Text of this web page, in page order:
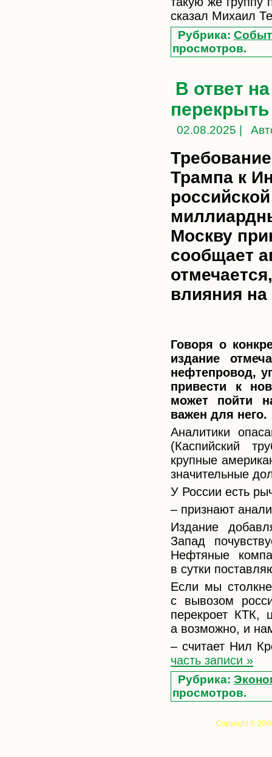
сказал Михаил
Рубрика:
просмотров.
В ответ
02.08.2025 |
Трампа к
Москву
сообщает
влияния
Говоря о
издание
нефтепровод,
привести к
может пойти
важен для него.
Аналитики
(Каспийский
крупные
значительные
У России есть
– признают
Издание
Запад
Нефтяные
в сутки
Если мы
с вывозом
перекроет КТК,
а возможно, и
– считает Нил
часть записи »
Рубрика:
просмотров.
Copyright ©